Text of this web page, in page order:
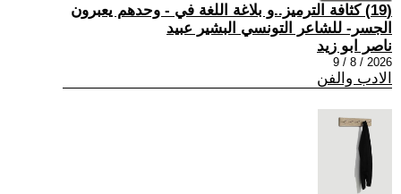
(19) كثافة الترميز..و بلاغة اللغة في - وحدهم يعبرون
الجسر- للشاعر التونسي البشير عبيد
ناصر ابو زيد
2026 / 8 / 9
الادب والفن